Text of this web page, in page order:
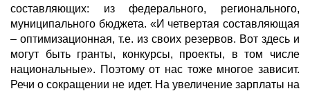
составляющих: из федерального, регионального,
муниципального бюджета. «И четвертая составляющая
– оптимизационная, т.е. из своих резервов. Вот здесь и
могут быть гранты, конкурсы, проекты, в том числе
национальные». Поэтому от нас тоже многое зависит.
Речи о сокращении не идет. На увеличение зарплаты на